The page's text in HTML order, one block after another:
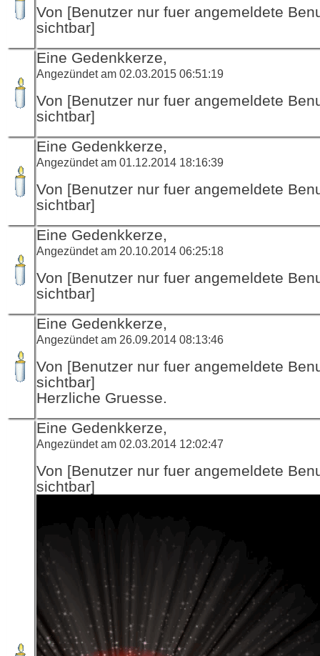
Von [Benutzer nur fuer angemeldete
sichtbar]
Eine Gedenkkerze,
Angezündet am 02.03.2015 06:51:19
Von [Benutzer nur fuer angemeldete
sichtbar]
Eine Gedenkkerze,
Angezündet am 01.12.2014 18:16:39
Von [Benutzer nur fuer angemeldete
sichtbar]
Eine Gedenkkerze,
Angezündet am 20.10.2014 06:25:18
Von [Benutzer nur fuer angemeldete
sichtbar]
Eine Gedenkkerze,
Angezündet am 26.09.2014 08:13:46
Von [Benutzer nur fuer angemeldete
sichtbar]
Herzliche Gruesse.
Eine Gedenkkerze,
Angezündet am 02.03.2014 12:02:47
Von [Benutzer nur fuer angemeldete
sichtbar]